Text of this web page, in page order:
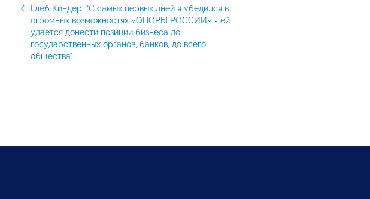
Глеб Киндер: "С самых первых дней я убедился в
огромных возможностях «ОПОРЫ РОССИИ» - ей
удается донести позиции бизнеса до
государственных органов, банков, до всего
общества"